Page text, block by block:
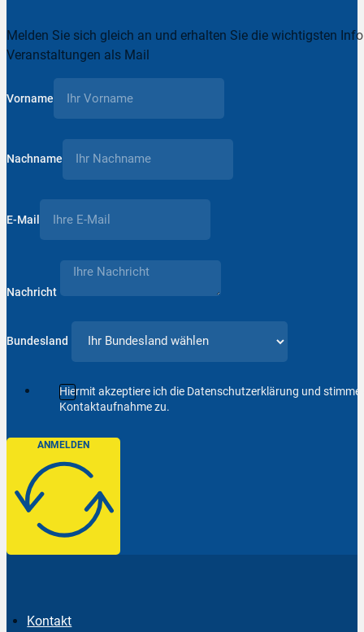
Melden Sie sich gleich an und erhalten Sie die wichtigsten
Veranstaltungen als Mail
Vorname
Nachname
E-Mail
Nachricht
Bundesland
Hiermit akzeptiere ich die Datenschutzerklärung und
Kontaktaufnahme zu.
ANMELDEN
Kontakt